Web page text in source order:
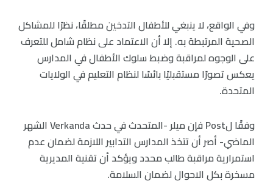
وفي الواقع، لا ينبغي للأطفال التدخين مطلقًا، نظرًا للمشاكل
الصحية المرتبطة به. إلا أن الاعتماد على نظام شامل للتعرف
على الوجوه لمراقبة وضبط سلوك الأطفال في المدارس
يعكس تصورًا مستقبليًا بائسًا لنظام التعليم في الولايات
المتحدة.
وفقًا لPost فإن ميلر -المتحدث في حدث Verkanda الشهر
الماضي- أصر أن تتخذ المدارس التدابير اللازمة لضمان عدم
استمرارية مراقبة طالب محدد ويؤكد أن تقنية المديرية
مسخرة بكل الاحوال لضمان السلامة.